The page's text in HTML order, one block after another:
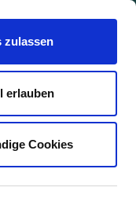
zulassen
erlauben
Cookies
saw blade
well on